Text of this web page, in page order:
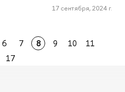
17 сентября, 2024 г.
6 7 8 9 10
11
17